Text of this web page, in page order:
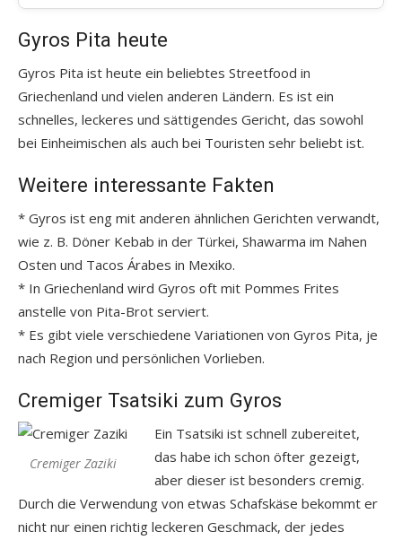
Gyros Pita heute
Gyros Pita ist heute ein beliebtes Streetfood in
Griechenland und vielen anderen Ländern. Es ist ein
schnelles, leckeres und sättigendes Gericht, das sowohl
bei Einheimischen als auch bei Touristen sehr beliebt ist.
Weitere interessante Fakten
* Gyros ist eng mit anderen ähnlichen Gerichten verwandt,
wie z. B. Döner Kebab in der Türkei, Shawarma im Nahen
Osten und Tacos Árabes in Mexiko.
* In Griechenland wird Gyros oft mit Pommes Frites
anstelle von Pita-Brot serviert.
* Es gibt viele verschiedene Variationen von Gyros Pita, je
nach Region und persönlichen Vorlieben.
Cremiger Tsatsiki zum Gyros
Cremiger Zaziki
Ein Tsatsiki ist schnell zubereitet,
das habe ich schon öfter gezeigt,
aber dieser ist besonders cremig.
Durch die Verwendung von etwas Schafskäse bekommt er
nicht nur einen richtig leckeren Geschmack, der jedes